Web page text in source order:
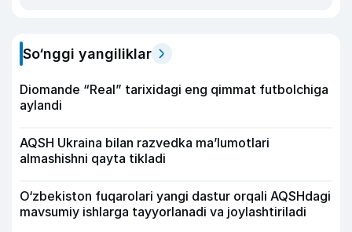
So‘nggi yangiliklar
Diomande “Real” tarixidagi eng qimmat futbolchiga
aylandi
AQSH Ukraina bilan razvedka ma’lumotlari
almashishni qayta tikladi
O‘zbekiston fuqarolari yangi dastur orqali AQSHdagi
mavsumiy ishlarga tayyorlanadi va joylashtiriladi